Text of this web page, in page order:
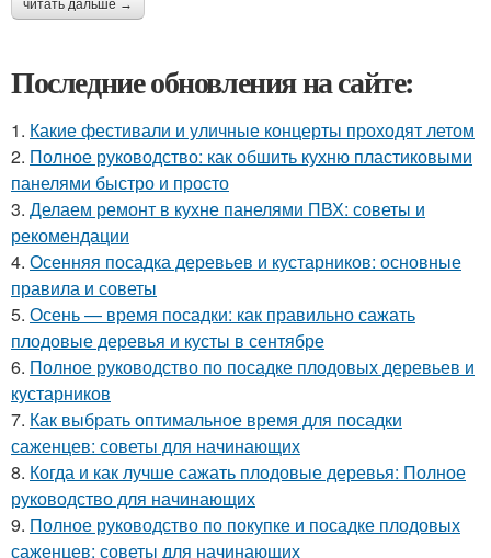
читать дальше →
Последние обновления на сайте:
1. Какие фестивали и уличные концерты проходят летом
2. Полное руководство: как обшить кухню пластиковыми
панелями быстро и просто
3. Делаем ремонт в кухне панелями ПВХ: советы и
рекомендации
4. Осенняя посадка деревьев и кустарников: основные
правила и советы
5. Осень — время посадки: как правильно сажать
плодовые деревья и кусты в сентябре
6. Полное руководство по посадке плодовых деревьев и
кустарников
7. Как выбрать оптимальное время для посадки
саженцев: советы для начинающих
8. Когда и как лучше сажать плодовые деревья: Полное
руководство для начинающих
9. Полное руководство по покупке и посадке плодовых
саженцев: советы для начинающих